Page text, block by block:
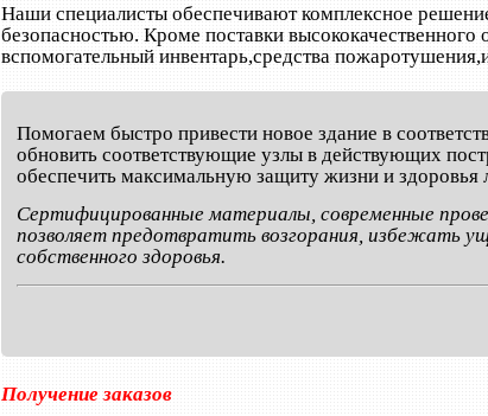
Наши специалисты обеспечивают комплексное
безопасностью. Кроме поставки
вспомогательный инвентарь,средства
Помогаем быстро привести новое здание в
обновить соответствующие узлы в действующих
обеспечить максимальную защиту жизни и здоровья
Сертифицированные материалы, современные
позволяет предотвратить возгорания, избежать
собственного здоровья.
Получение заказов